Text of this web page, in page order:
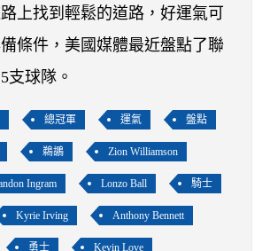
上找到輕鬆的道路，好運氣可
條件，美國媒體最近盤點了聯
支球隊。
總冠軍 運氣 盤點
鵜鶘 Zion Williamson
Ingram Lonzo Ball 騎士
Kyrie Irving Anthony Bennett
勇士 Kevin Love